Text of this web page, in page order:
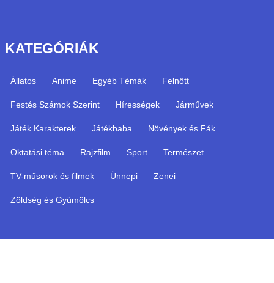
KATEGÓRIÁK
Állatos Anime Egyéb Témák Felnőtt
Festés Számok Szerint Hírességek Járművek
Játék Karakterek Játékbaba Növények és Fák
Oktatási téma Rajzfilm Sport Természet
TV-műsorok és filmek Ünnepi Zenei
Zöldség és Gyümölcs